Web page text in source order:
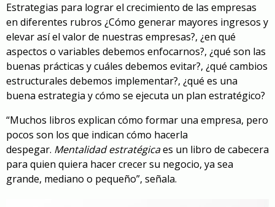
Estrategias para lograr el crecimiento de las empresas
en diferentes rubros ¿Cómo generar mayores ingresos y
elevar así el valor de nuestras empresas?, ¿en qué
aspectos o variables debemos enfocarnos?, ¿qué son las
buenas prácticas y cuáles debemos evitar?, ¿qué cambios
estructurales debemos implementar?, ¿qué es una
buena estrategia y cómo se ejecuta un plan estratégico?
“Muchos libros explican cómo formar una empresa, pero
pocos son los que indican cómo hacerla
despegar. Mentalidad estratégicaes un libro de cabecera
para quien quiera hacer crecer su negocio, ya sea
grande, mediano o pequeño”, señala.